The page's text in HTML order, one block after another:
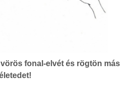
fonal-elvét és rögtön más